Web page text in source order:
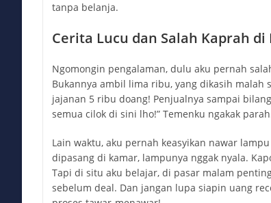
tanpa belanja.
Cerita Lucu dan Salah Kaprah di
Ngomongin pengalaman, dulu aku pernah
Bukannya ambil lima ribu, yang dikasih
jajanan 5 ribu doang! Penjualnya sampai
semua cilok di sini lho!” Temenku ngakak
Lain waktu, aku pernah keasyikan nawar
dipasang di kamar, lampunya nggak nyala.
Tapi di situ aku belajar, di pasar malam
sebelum deal. Dan jangan lupa siapin uang